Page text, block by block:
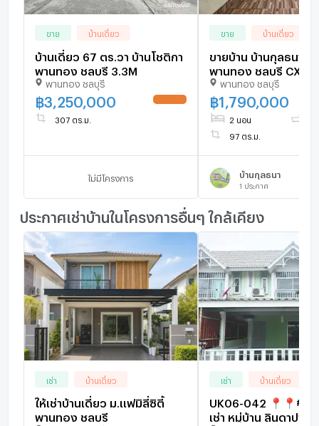
ขาย บ้านเดี่ยว
บ้านเดี่ยว 67 ตร.วา บ้านโชติกา
พานทอง ชลบุรี 3.3M
พานทอง ชลบุรี
฿3,250,000
307 ตร.ม.
ไม่มีโครงการ
ขาย บ้านเดี่ยว
ขายบ้าน บ้านกุลธนา มาบโป่ง
พานทอง ชลบุรี CX-
ทักไลน์
ตอบทันที ทีมงานมืออ
พานทอง ชลบุรี
฿1,790,000
2 นอน
97 ตร.ม.
บ้านกุลธนา
1 ประกาศ
ประกาศเช่าบ้านในโครงการอื่นๆ ใกล้เคียง
เช่า บ้านเดี่ยว
ให้เช่าบ้านเดี่ยว ม.แฟมิลี่ซิตี้
พานทอง ชลบุรี
เช่า บ้านเดี่ยว
UK06-042 📍📍#บ้า
เช่า หมู่บ้าน ลินดาปาร์ค ถ. ศุข